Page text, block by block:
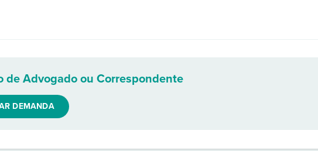
de Advogado ou Correspondente
DEMANDA